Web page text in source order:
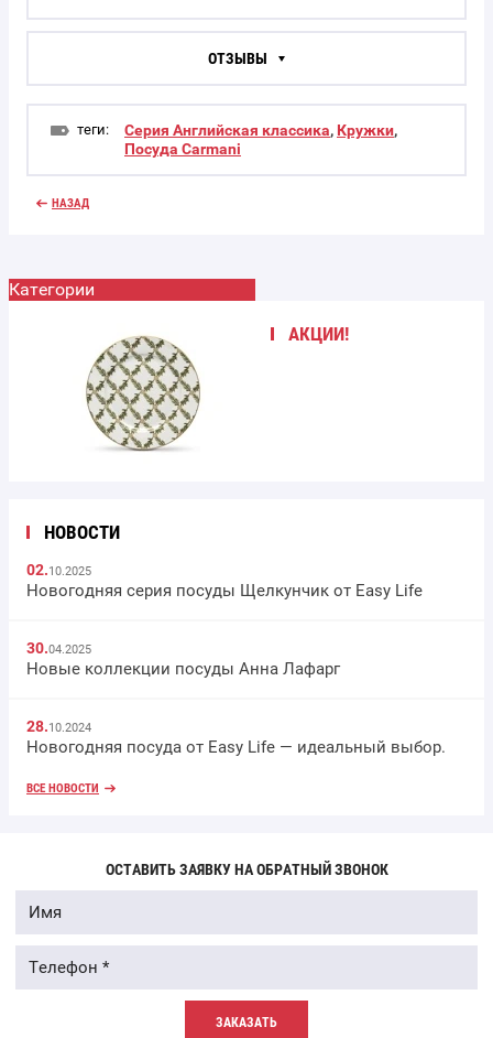
Категории
АКЦИИ!
НОВОСТИ
02.10.2025
Новогодняя серия посуды Щелкунчик от Easy Life
30.04.2025
Новые коллекции посуды Анна Лафарг
28.10.2024
Новогодняя посуда от Easy Life — идеальный выбор.
ВСЕ НОВОСТИ
ОТЗЫВЫ
теги: Серия Английская классика, Кружки,
Посуда Carmani
НАЗАД
ОСТАВИТЬ ЗАЯВКУ НА ОБРАТНЫЙ ЗВОНОК
ЗАКАЗАТЬ